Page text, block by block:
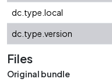
dc.type.local
dc.type.version
Files
Original bundle